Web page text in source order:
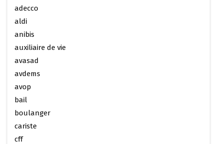
adecco
aldi
anibis
auxiliaire de vie
avasad
avdems
avop
bail
boulanger
cariste
cff